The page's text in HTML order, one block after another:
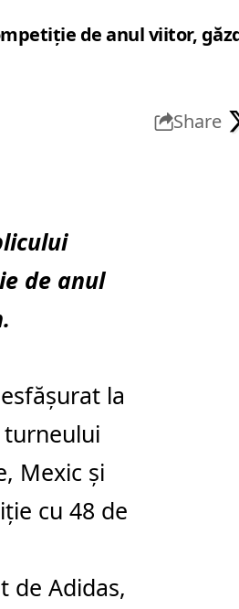
de anul viitor,
Share
de anul
la
Mexic și
cu 48 de
de Adidas,